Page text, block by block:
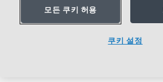
모든 쿠키 허용
쿠키 설정